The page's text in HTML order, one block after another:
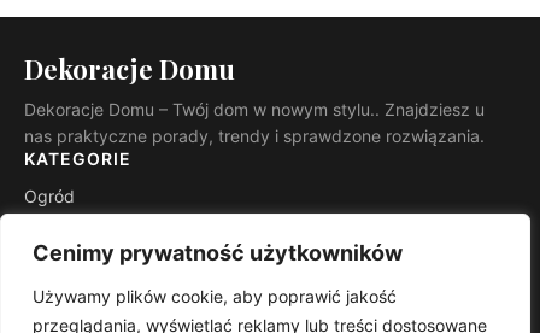
Cenimy prywatność użytkowników
Używamy plików cookie, aby poprawić jakość
przeglądania, wyświetlać reklamy lub treści dostosowane
Dekoracje Domu
Dekoracje Domu – Twój dom w nowym stylu.. Znajdziesz u
nas praktyczne porady, trendy i sprawdzone rozwiązania.
KATEGORIE
Ogród
INFORMACJE
Kontakt